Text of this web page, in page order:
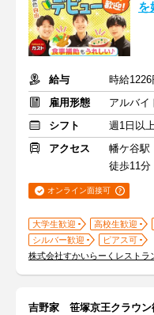
を
給与
時給
雇用形態
アルバイ
シフト
週1日以
アクセス
幡ケ谷駅
徒歩11分
オンライン面接可
大学生歓迎 高校生歓迎
シルバー歓迎
ピアス可
株式会社すかいらーくレストラ
吉野家 笹塚京王クラウン